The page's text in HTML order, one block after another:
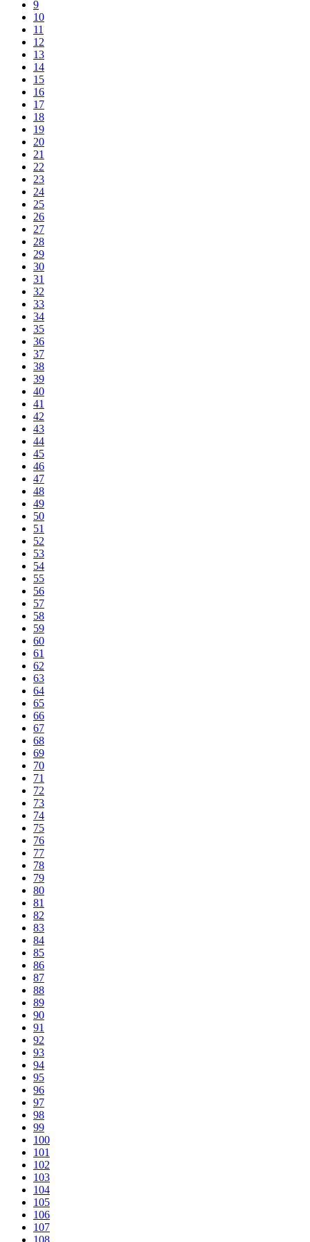
9
10
11
12
13
14
15
16
17
18
19
20
21
22
23
24
25
26
27
28
29
30
31
32
33
34
35
36
37
38
39
40
41
42
43
44
45
46
47
48
49
50
51
52
53
54
55
56
57
58
59
60
61
62
63
64
65
66
67
68
69
70
71
72
73
74
75
76
77
78
79
80
81
82
83
84
85
86
87
88
89
90
91
92
93
94
95
96
97
98
99
100
101
102
103
104
105
106
107